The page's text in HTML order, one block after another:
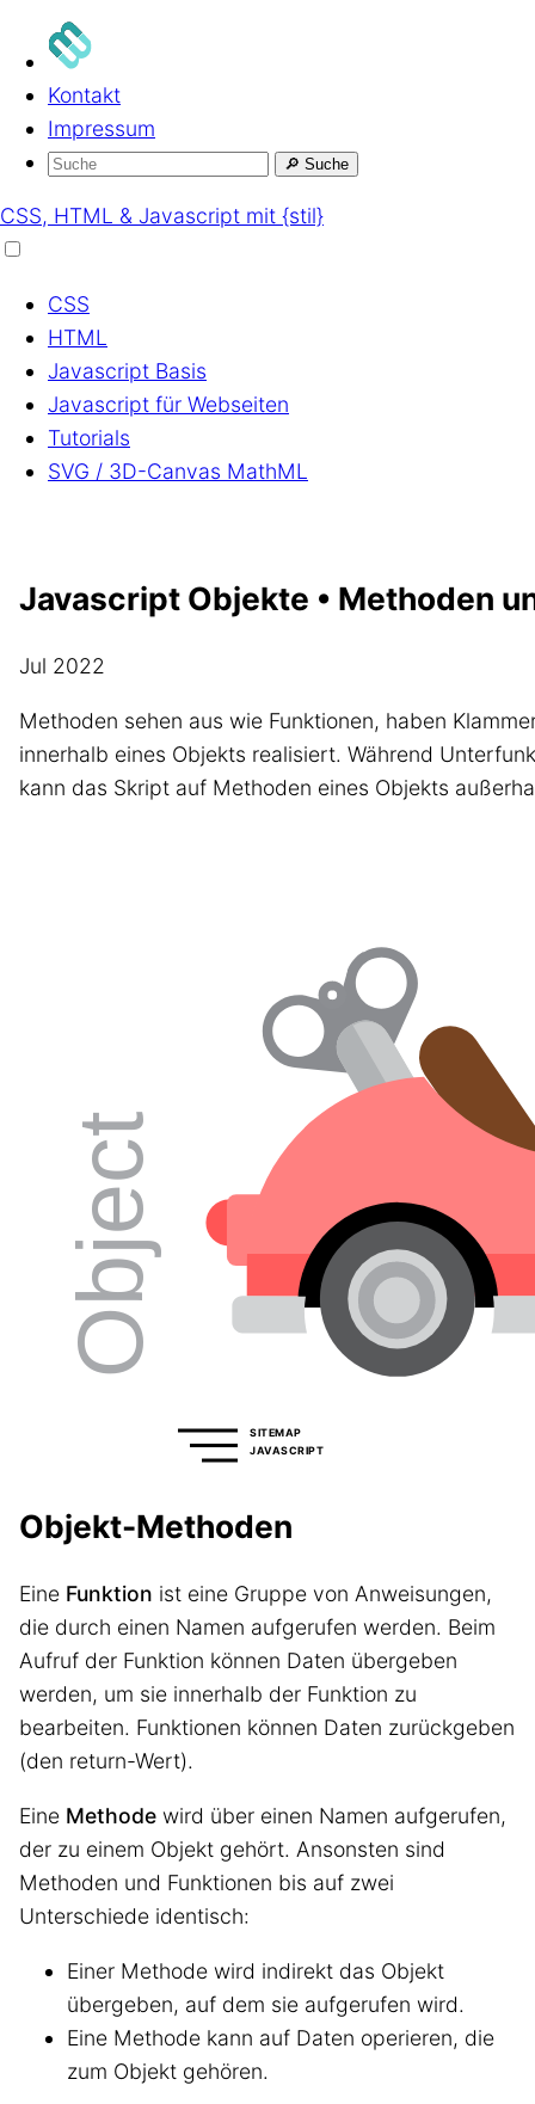
Kontakt
Impressum
🔎 Suche
CSS, HTML & Javascript mit {stil}
CSS
HTML
Javascript Basis
Javascript für Webseiten
Tutorials
SVG / 3D-Canvas MathML
Javascript Objekte • Methoden
Jul 2022
Methoden sehen aus wie Funktionen, haben
innerhalb eines Objekts realisiert. Während
kann das Skript auf Methoden eines Objekts
SITEMAP
JAVASCRIPT
Objekt-Methoden
Eine Funktion ist eine Gruppe von Anweisungen,
die durch einen Namen aufgerufen werden. Beim
Aufruf der Funktion können Daten übergeben
werden, um sie innerhalb der Funktion zu
bearbeiten. Funktionen können Daten zurückgeben
(den return-Wert).
Eine Methode wird über einen Namen aufgerufen,
der zu einem Objekt gehört. Ansonsten sind
Methoden und Funktionen bis auf zwei
Unterschiede identisch:
Einer Methode wird indirekt das Objekt
übergeben, auf dem sie aufgerufen wird.
Eine Methode kann auf Daten operieren, die
zum Objekt gehören.